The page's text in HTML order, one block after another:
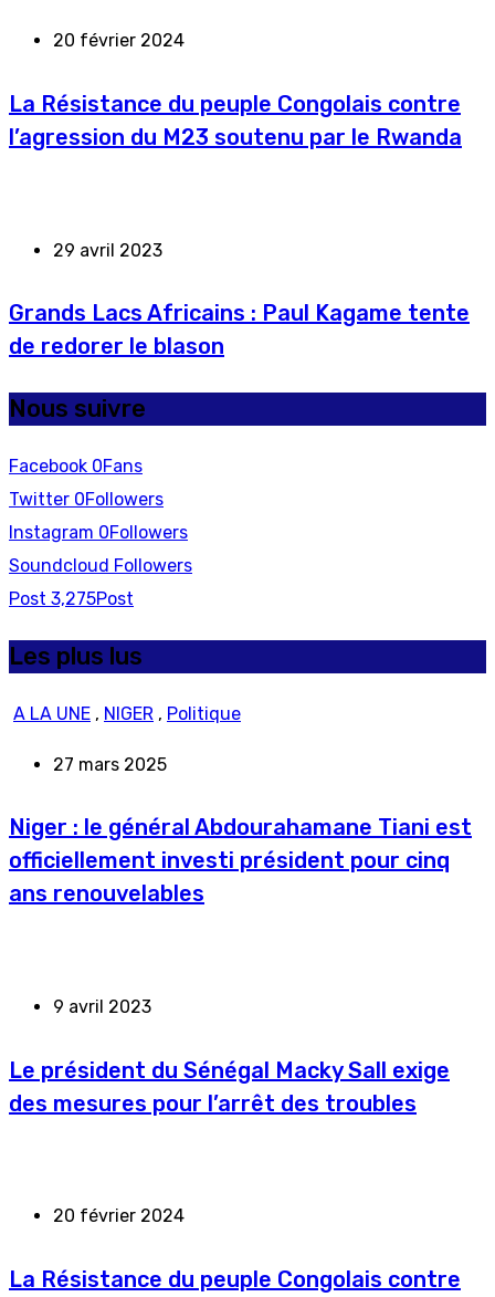
20 février 2024
La Résistance du peuple Congolais contre
l’agression du M23 soutenu par le Rwanda
29 avril 2023
Grands Lacs Africains : Paul Kagame tente
de redorer le blason
Nous suivre
Facebook 0Fans
Twitter 0Followers
Instagram 0Followers
Soundcloud Followers
Post 3,275Post
Les plus lus
A LA UNE , NIGER , Politique
27 mars 2025
Niger : le général Abdourahamane Tiani est
officiellement investi président pour cinq
ans renouvelables
9 avril 2023
Le président du Sénégal Macky Sall exige
des mesures pour l’arrêt des troubles
20 février 2024
La Résistance du peuple Congolais contre